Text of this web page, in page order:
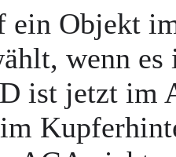
ein Objekt
wenn
ist jetzt im